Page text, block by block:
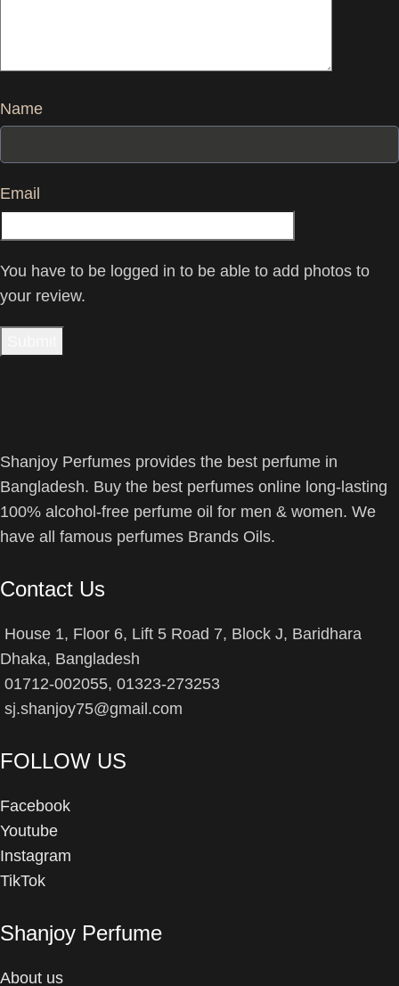
Name
Email
You have to be logged in to be able to add photos to
your review.
Shanjoy Perfumes provides the best perfume in
Bangladesh. Buy the best perfumes online long-lasting
100% alcohol-free perfume oil for men & women. We
have all famous perfumes Brands Oils.
Contact Us
House 1, Floor 6, Lift 5 Road 7, Block J, Baridhara
Dhaka, Bangladesh
01712-002055, 01323-273253
sj.shanjoy75@gmail.com
FOLLOW US
Facebook
Youtube
Instagram
TikTok
Shanjoy Perfume
About us